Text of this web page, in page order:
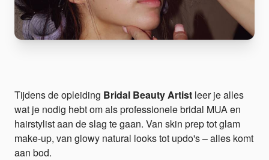
Tijdens de opleiding Bridal Beauty Artist leer je alles
wat je nodig hebt om als professionele bridal MUA en
hairstylist aan de slag te gaan. Van skin prep tot glam
make-up, van glowy natural looks tot updo's – alles komt
aan bod.